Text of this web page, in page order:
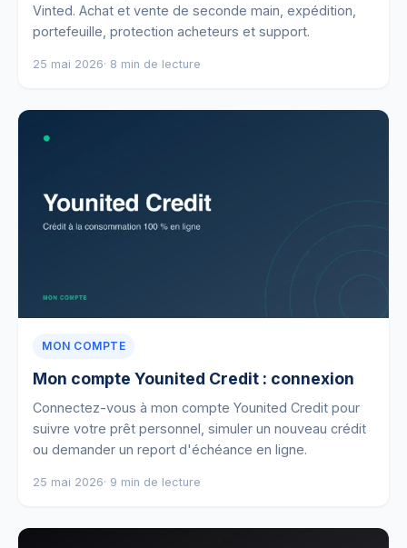
Vinted. Achat et vente de seconde main, expédition,
portefeuille, protection acheteurs et support.
25 mai 2026· 8 min de lecture
MON COMPTE
Mon compte Younited Credit : connexion
Connectez-vous à mon compte Younited Credit pour
suivre votre prêt personnel, simuler un nouveau crédit
ou demander un report d'échéance en ligne.
25 mai 2026· 9 min de lecture